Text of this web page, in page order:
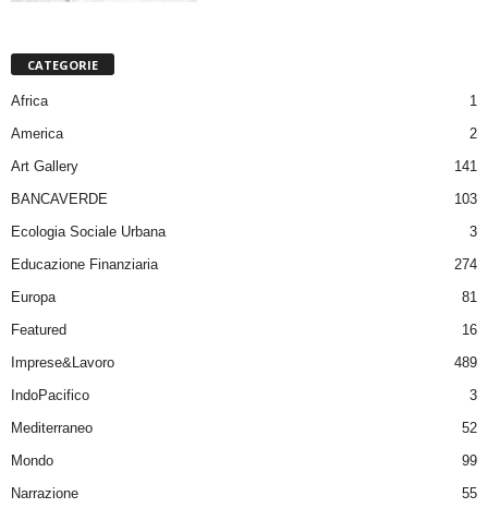
CATEGORIE
Africa
1
America
2
Art Gallery
141
BANCAVERDE
103
Ecologia Sociale Urbana
3
Educazione Finanziaria
274
Europa
81
Featured
16
Imprese&Lavoro
489
IndoPacifico
3
Mediterraneo
52
Mondo
99
Narrazione
55